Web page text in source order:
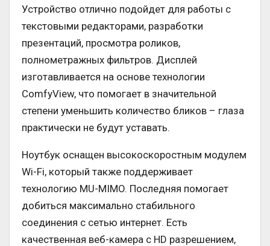
Устройство отлично подойдет для работы с
текстовыми редакторами, разработки
презентаций, просмотра роликов,
полнометражных фильтров. Дисплей
изготавливается на основе технологии
ComfyView, что помогает в значительной
степени уменьшить количество бликов – глаза
практически не будут уставать.
Ноутбук оснащен высокоскоростным модулем
Wi-Fi, который также поддерживает
технологию MU-MIMO. Последняя помогает
добиться максимально стабильного
соединения с сетью интернет. Есть
качественная веб-камера с HD разрешением,